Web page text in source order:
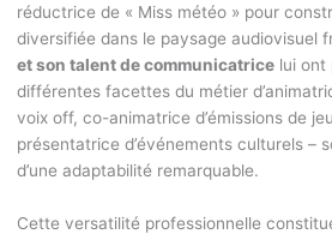
réductrice de « Miss météo » pour
diversifiée dans le paysage audiovisuel
et son talent de communicatricelui ont
différentes facettes du métier
voix off, co-animatrice d’émissions de
présentatrice d’événements culturels –
d’une adaptabilité remarquable.
Cette versatilité professionnelle